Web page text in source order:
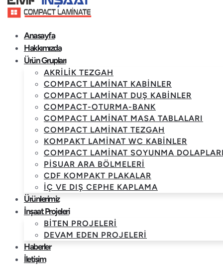
Anasayfa
Hakkımızda
Ürün Grupları
AKRILIK TEZGAH
COMPACT LAMINAT KABINLER
COMPACT LAMINAT DUŞ KABINLER
COMPACT-OTURMA-BANK
COMPACT LAMINAT MASA TABLALARI
COMPACT LAMINAT TEZGAH
KOMPAKT LAMINAT WC KABINLER
COMPACT LAMINAT SOYUNMA
PISUAR ARA BÖLMELERI
CDF KOMPAKT PLAKALAR
İÇ VE DIŞ CEPHE KAPLAMA
Ürünlerimiz
İnşaat Projeleri
BITEN PROJELERI
DEVAM EDEN PROJELERI
Haberler
İletişim